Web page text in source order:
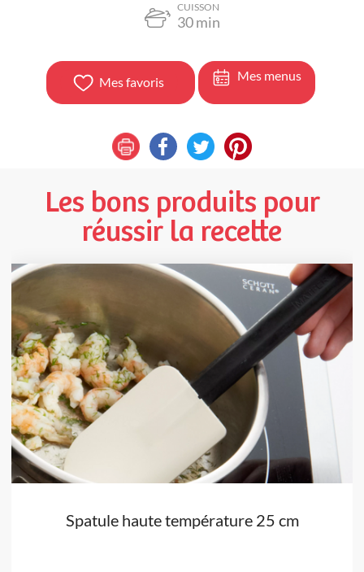
CUISSON
30min
Mes favoris Mes menus
Les bons produits pour
réussir la recette
Spatule haute température 25 cm